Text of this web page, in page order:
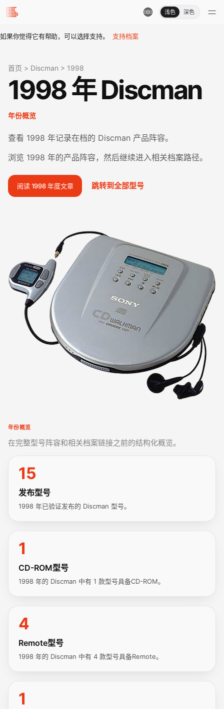
浅色 深色
如果你觉得它有帮助，可以选择支持。 支持档案
首页 > Discman > 1998
1998 年 Discman
年份概览
查看 1998 年记录在档的 Discman 产品阵容。
浏览 1998 年的产品阵容，然后继续进入相关档案路径。
阅读 1998 年度文章 跳转到全部型号
年份概览
在完整型号阵容和相关档案链接之前的结构化概览。
15
发布型号
1998 年已验证发布的 Discman 型号。
1
CD-ROM型号
1998 年的 Discman 中有 1 款型号具备CD-ROM。
4
Remote型号
1998 年的 Discman 中有 4 款型号具备Remote。
1